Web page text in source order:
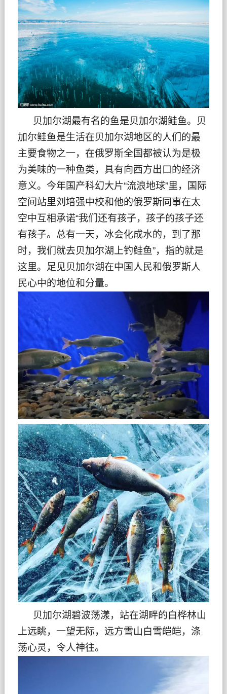
贝加尔湖最有名的鱼是贝加尔湖鲑鱼。贝
加尔鲑鱼是生活在贝加尔湖地区的人们的最
主要食物之一，在俄罗斯全国都被认为是极
为美味的一种鱼类，具有向西方出口的经济
意义。今年国产科幻大片“流浪地球”里，国际
空间站里刘培强中校和他的俄罗斯同事在太
空中互相承诺“我们还有孩子，孩子的孩子还
有孩子。总有一天，冰会化成水的，到了那
时，我们就去贝加尔湖上钓鲑鱼”，指的就是
这里。足见贝加尔湖在中国人民和俄罗斯人
民心中的地位和分量。
贝加尔湖碧波荡漾，站在湖畔的白桦林山
上远眺，一望无际，远方雪山白雪皑皑，涤
荡心灵，令人神往。